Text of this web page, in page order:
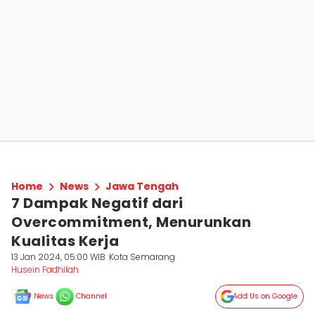
Home News Jawa Tengah
7 Dampak Negatif dari
Overcommitment, Menurunkan
Kualitas Kerja
13 Jan 2024, 05:00 WIB Kota Semarang
Husein Fadhilah
News Channel Add Us on Google